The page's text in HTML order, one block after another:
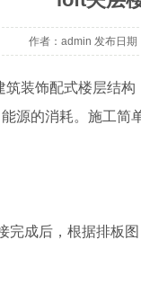
作者：admin 发布日
筑装饰配式楼层结
源的消耗。施工
完成后，根据排板